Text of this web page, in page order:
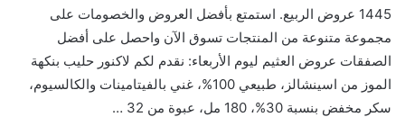
1445 عروض الربيع. استمتع بأفضل العروض والخصومات على
مجموعة متنوعة من المنتجات تسوق الآن واحصل على أفضل
الصفقات عروض العثيم ليوم الأربعاء: نقدم لكم لاكنور حليب بنكهة
الموز من اسينشالز، طبيعي 100%، غني بالفيتامينات والكالسيوم،
سكر مخفض بنسبة 30%، 180 مل، عبوة من 32 …